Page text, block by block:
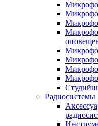
Радиосистемы